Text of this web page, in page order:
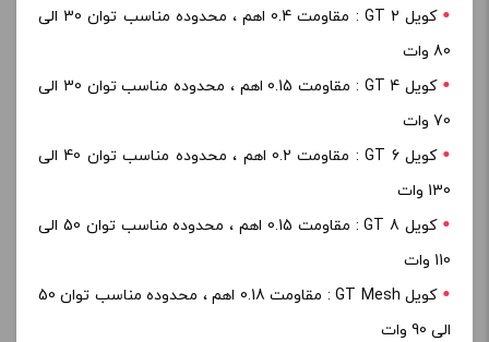
کویل GT 2 : مقاومت 0.4 اهم ، محدوده مناسب توان 30 الی
80 وات
کویل GT 4 : مقاومت 0.15 اهم ، محدوده مناسب توان 30 الی
70 وات
کویل GT 6 : مقاومت 0.2 اهم ، محدوده مناسب توان 40 الی
130 وات
کویل GT 8 : مقاومت 0.15 اهم ، محدوده مناسب توان 50 الی
110 وات
کویل GT Mesh : مقاومت 0.18 اهم ، محدوده مناسب توان 50
الی 90 وات